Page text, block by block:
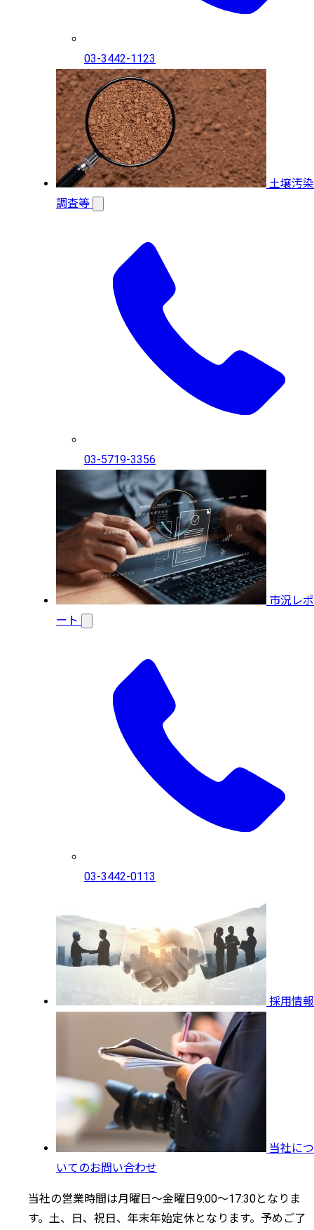
03-3442-1123
土壌汚染
調査等
03-5719-3356
市況レポ
ート
03-3442-0113
採用情報
当社につ
いてのお問い合わせ
当社の営業時間は月曜日～金曜日9:00～17:30となりま
す。土、日、祝日、年末年始定休となります。予めご了